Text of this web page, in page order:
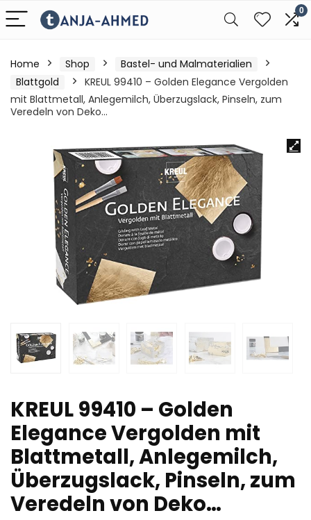
0
Home Shop
Bastel- und Malmaterialien
Blattgold
KREUL 99410 – Golden Elegance Vergolden
mit Blattmetall, Anlegemilch, Überzugslack, Pinseln, zum
Veredeln von Deko…
KREUL 99410 – Golden
Elegance Vergolden mit
Blattmetall, Anlegemilch,
Überzugslack, Pinseln, zum
Veredeln von Deko…